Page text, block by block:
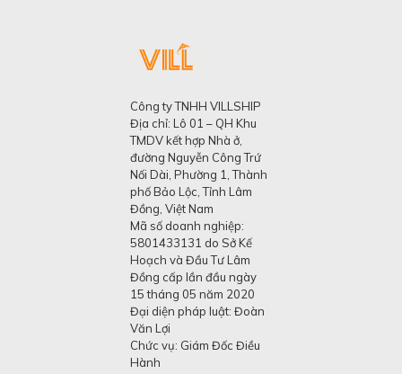
Công ty TNHH VILLSHIP
Địa chỉ: Lô 01 – QH Khu
TMDV kết hợp Nhà ở,
đường Nguyễn Công Trứ
Nối Dài, Phường 1, Thành
phố Bảo Lộc, Tỉnh Lâm
Đồng, Việt Nam
Mã số doanh nghiệp:
5801433131 do Sở Kế
Hoạch và Đầu Tư Lâm
Đồng cấp lần đầu ngày
15 tháng 05 năm 2020
Đại diện pháp luật: Đoàn
Văn Lợi
Chức vụ: Giám Đốc Điều
Hành